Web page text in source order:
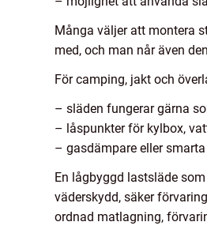
Många väljer att montera
med, och man når även
För camping, jakt och
– släden fungerar gärna
– låspunkter för kylbox,
– gasdämpare eller
En lågbyggd lastsläde
väderskydd, säker
ordnad matlagning,